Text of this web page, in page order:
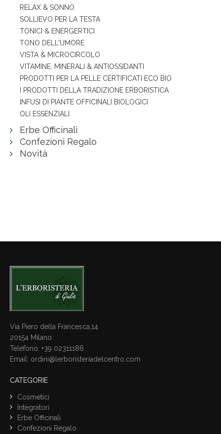
RELAX & SONNO
SOLLIEVO PER LA TESTA
TONICI & ENERGERTICI
TONO DELL'UMORE
VISTA & MICROCIRCOLO
VITAMINE, MINERALI & ANTIOSSIDANTI
PRODOTTI PER LA PELLE CERTIFICATI ECO BIO
I PRODOTTI DELLA TRADIZIONE ERBORISTICA
INFUSI DI PIANTE OFFICINALI BIOLOGICI
OLI ESSENZIALI
Erbe Officinali
Confezioni Regalo
Novità
Via Piero della Francesca,14
20154 Milano
Telefono: +39 02311186
Email: ordini@lerboristeriadelcentro.com
CATEGORIE
Cosmetici
Integratori
Erbe Officinali
Confezioni Regalo